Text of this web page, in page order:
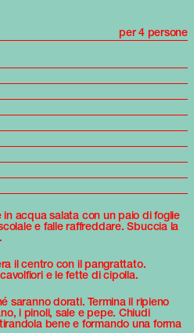
per 4 persone
acqua salata con un paio di foglie
e falle raffreddare. Sbuccia la
il centro con il pangrattato.
e le fette di cipolla.
saranno dorati. Termina il ripieno
i pinoli, sale e pepe. Chiudi
bene e formando una forma